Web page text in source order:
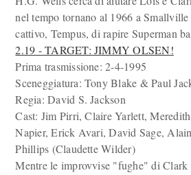
nel tempo tornano al 1966 a
cattivo, Tempus, di rapire Superman
2.19 - TARGET: JIMMY OLSEN!
Prima trasmissione: 2-4-1995
Sceneggiatura: Tony Blake & Paul
Regia: David S. Jackson
Cast: Jim Pirri, Claire Yarlett,
Napier, Erick Avari, David Sage,
Phillips (Claudette Wilder)
Mentre le improvvise "fughe" di Clark